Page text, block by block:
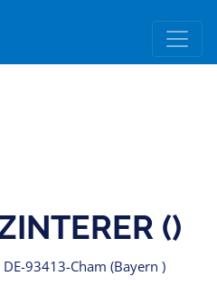
()
93413-Cham (Bayern )